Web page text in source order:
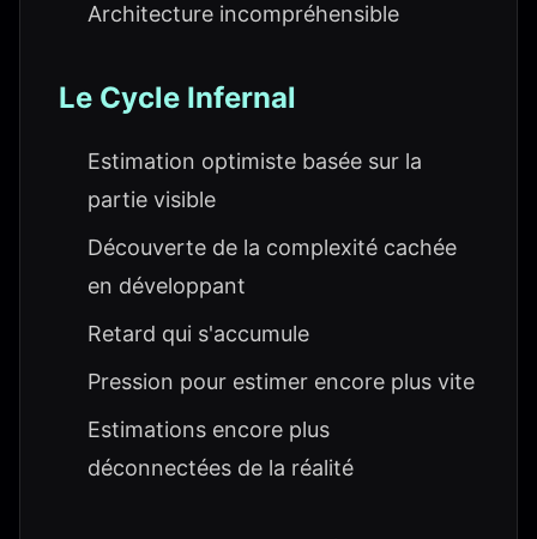
Architecture incompréhensible
Le Cycle Infernal
Estimation optimiste basée sur la
partie visible
Découverte de la complexité cachée
en développant
Retard qui s'accumule
Pression pour estimer encore plus vite
Estimations encore plus
déconnectées de la réalité